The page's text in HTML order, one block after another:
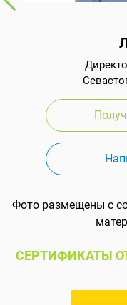
Фото размещены с
СЕРТИФИКАТЫ